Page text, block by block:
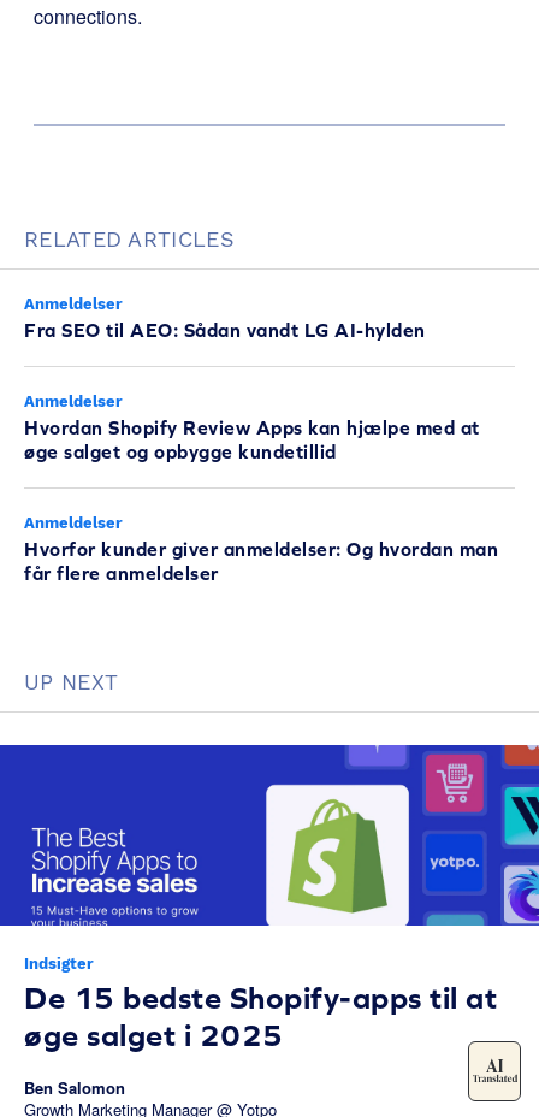
connections.
RELATED ARTICLES
Anmeldelser
Fra SEO til AEO: Sådan vandt LG AI-hylden
Anmeldelser
Hvordan Shopify Review Apps kan hjælpe med at
øge salget og opbygge kundetillid
Anmeldelser
Hvorfor kunder giver anmeldelser: Og hvordan man
får flere anmeldelser
UP NEXT
Indsigter
De 15 bedste Shopify-apps til at
øge salget i 2025
Ben Salomon
Growth Marketing Manager @ Yotpo